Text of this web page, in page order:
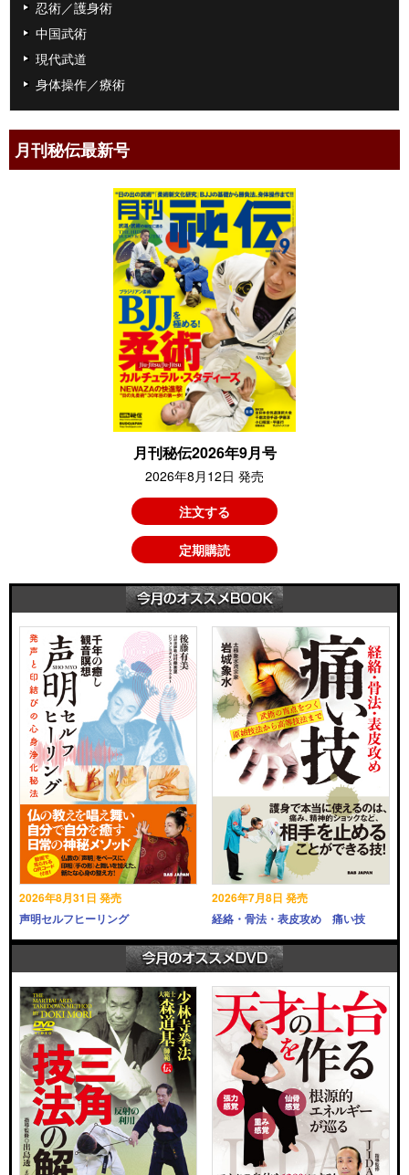
忍術／護身術
中国武術
現代武道
身体操作／療術
月刊秘伝最新号
月刊秘伝2026年9月号
2026年8月12日 発売
注文する
定期購読
2026年8月31日 発売
声明セルフヒーリング
2026年7月8日 発売
経絡・骨法・表皮攻め 痛い技